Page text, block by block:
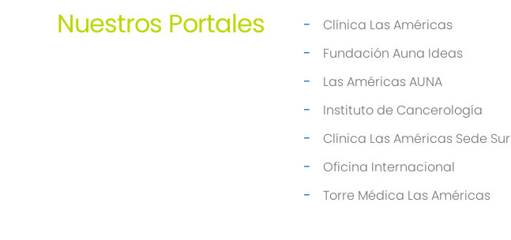
Nuestros Portales
Clínica Las Américas
Fundación Auna Ideas
Las Américas AUNA
Instituto de Cancerología
Clínica Las Américas Sede Sur
Oficina Internacional
Torre Médica Las Américas